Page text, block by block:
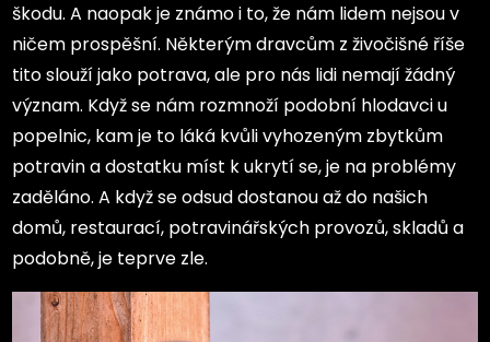
škodu. A naopak je známo i to, že nám lidem nejsou v
ničem prospěšní. Některým dravcům z živočišné říše
tito slouží jako potrava, ale pro nás lidi nemají žádný
význam. Když se nám rozmnoží podobní hlodavci u
popelnic, kam je to láká kvůli vyhozeným zbytkům
potravin a dostatku míst k ukrytí se, je na problémy
zaděláno. A když se odsud dostanou až do našich
domů, restaurací, potravinářských provozů, skladů a
podobně, je teprve zle.